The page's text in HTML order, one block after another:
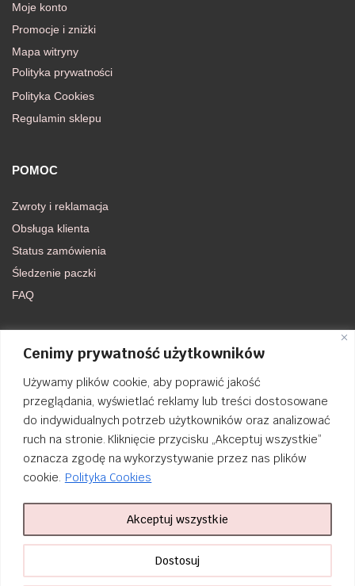
Cenimy prywatność użytkowników
Używamy plików cookie, aby poprawić jakość
przeglądania, wyświetlać reklamy lub treści dostosowane
do indywidualnych potrzeb użytkowników oraz analizować
ruch na stronie. Kliknięcie przycisku „Akceptuj wszystkie”
oznacza zgodę na wykorzystywanie przez nas plików
cookie. Polityka Cookies
Dostosuj
Akceptuj wszystkie
Moje konto
Promocje i zniżki
Mapa witryny
Polityka prywatności
Polityka Cookies
Regulamin sklepu
POMOC
Zwroty i reklamacja
Obsługa klienta
Status zamówienia
Śledzenie paczki
FAQ
DOŁĄCZ DO NAS
FACEBOOK
INSTAGRAM
nailsibrido.pl Copyright © 2024BSK Media– Part ofBSK Group. All